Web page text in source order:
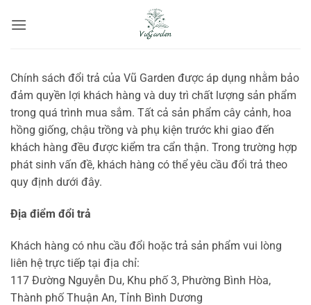
qua
Chính sách đổi trả của Vũ Garden được áp dụng nhằm bảo
đảm quyền lợi khách hàng và duy trì chất lượng sản phẩm
trong quá trình mua sắm. Tất cả sản phẩm cây cảnh, hoa
hồng giống, chậu trồng và phụ kiện trước khi giao đến
khách hàng đều được kiểm tra cẩn thận. Trong trường hợp
phát sinh vấn đề, khách hàng có thể yêu cầu đổi trả theo
quy định dưới đây.
Địa điểm đổi trả
Khách hàng có nhu cầu đổi hoặc trả sản phẩm vui lòng
liên hệ trực tiếp tại địa chỉ:
117 Đường Nguyễn Du, Khu phố 3, Phường Bình Hòa,
Thành phố Thuận An, Tỉnh Bình Dương